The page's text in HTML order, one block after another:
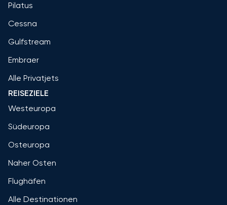
Pilatus
Cessna
Gulfstream
Embraer
Alle Privatjets
REISEZIELE
Westeuropa
Südeuropa
Osteuropa
Naher Osten
Flughäfen
Alle Destinationen